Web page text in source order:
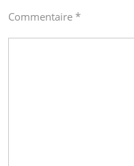
Commentaire *